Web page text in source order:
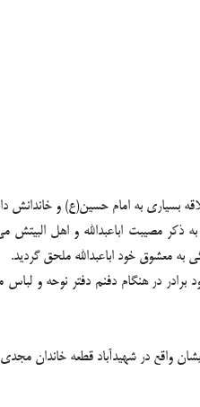
بسیاری به امام حسین(ع) و خاندانش
اباعبدالله و اهل البیتش
برادر در هنگام دفنم دفتر نوحه و